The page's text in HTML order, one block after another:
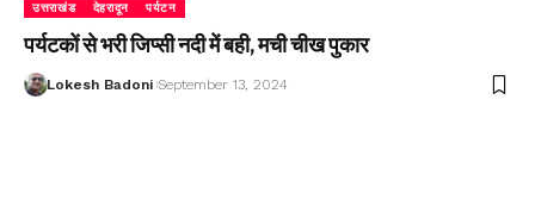
उत्तराखंड देहरादून पर्यटन
पर्यटकों से भरी जिप्सी नदी में बही, मची चीख पुकार
Lokesh Badoni September 13, 2024